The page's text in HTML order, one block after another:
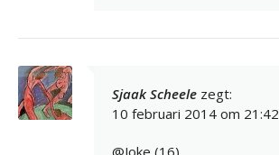
Sjaak Scheele zegt:
10 februari 2014 om 21:42
@Joke (16)